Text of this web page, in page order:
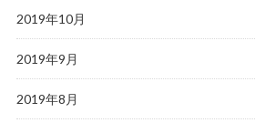
2019年10月
2019年9月
2019年8月